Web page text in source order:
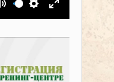
Выключить звук
Настройки
На весь